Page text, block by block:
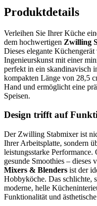
Produktdetails
Verleihen Sie Ihrer Küche
dem hochwertigen Zwilling
Dieses elegante
Ingenieurskunst mit einer
perfekt in ein skandinavisch
kompakten Länge von 28,5
Hand und ermöglicht eine
Speisen.
Design trifft auf
Der Zwilling Stabmixer ist
Ihrer Arbeitsplatte, sondern
leistungsstarke
gesunde Smoothies – dieses
Mixers & Blenders ist der
Hobbyköche. Das schlichte,
moderne, helle
Funktionalität und